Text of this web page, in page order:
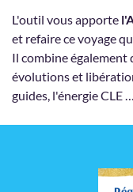
L'outil vous apporte
et refaire ce voyage
Il combine
évolutions et
guides, l'énergie CLE